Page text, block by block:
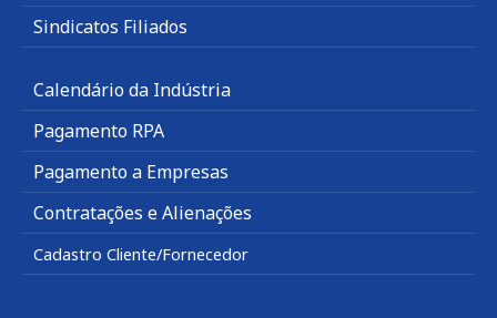
Sindicatos Filiados
Calendário da Indústria
Pagamento RPA
Pagamento a Empresas
Contratações e Alienações
Cadastro Cliente/Fornecedor